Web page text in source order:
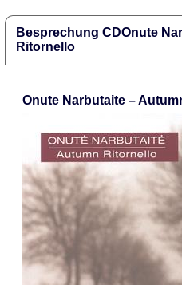
Besprechung CDOnute
Ritornello
Onute Narbutaite –